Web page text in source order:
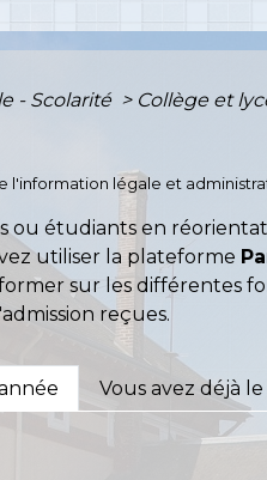
- Scolarité > Collège et
l'information légale et
ou étudiants en
utiliser la plateforme
sur les différentes
reçues.
Vous avez déjà